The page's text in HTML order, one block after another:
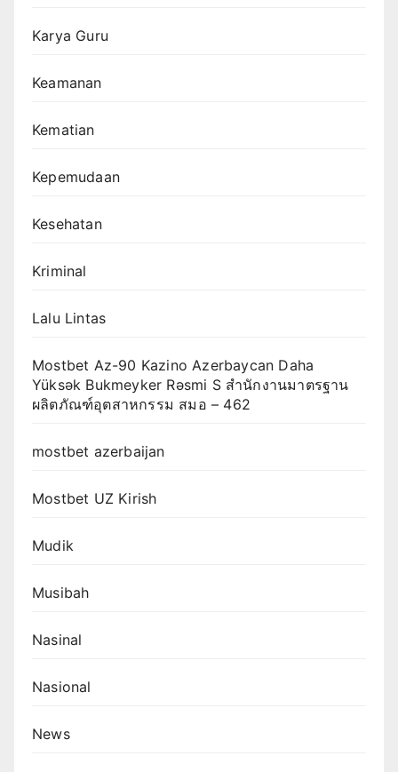
Karya Guru
Keamanan
Kematian
Kepemudaan
Kesehatan
Kriminal
Lalu Lintas
Mostbet Az-90 Kazino Azerbaycan Daha
Yüksək Bukmeyker Rəsmi S สำนักงานมาตรฐาน
ผลิตภัณฑ์อุตสาหกรรม สมอ – 462
mostbet azerbaijan
Mostbet UZ Kirish
Mudik
Musibah
Nasinal
Nasional
News